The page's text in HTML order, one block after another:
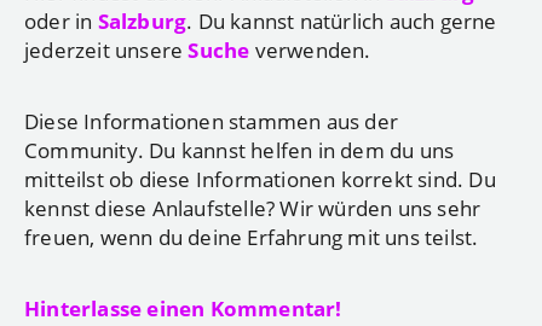
oder in Salzburg. Du kannst natürlich auch gerne
jederzeit unsereSuche verwenden.
Diese Informationen stammen aus der
Community. Du kannst helfen in dem du uns
mitteilst ob diese Informationen korrekt sind. Du
kennst diese Anlaufstelle? Wir würden uns sehr
freuen, wenn du deine Erfahrung mit uns teilst.
Hinterlasse einen Kommentar!